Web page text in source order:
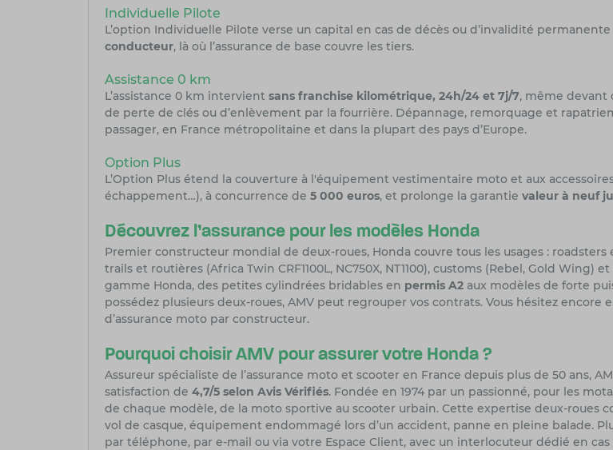
Individuelle Pilote
L’option Individuelle Pilote verse un capital en cas de décès ou d’invalidité
conducteur, là où l’assurance de base couvre les tiers.
Assistance 0 km
L’assistance 0 km intervient sans franchise kilométrique, 24h/24 et 7j/7, même devant
de perte de clés ou d’enlèvement par la fourrière. Dépannage, remorquage et
passager, en France métropolitaine et dans la plupart des pays d’Europe.
Option Plus
L’Option Plus étend la couverture à l'équipement vestimentaire moto et aux
échappement…), à concurrence de 5 000 euros, et prolonge la garantie valeur à neuf
Découvrez l’assurance pour les modèles Honda
Premier constructeur mondial de deux-roues, Honda couvre tous les usages : roadsters
trails et routières (Africa Twin CRF1100L, NC750X, NT1100), customs (Rebel, Gold Wing) et
gamme Honda, des petites cylindrées bridables en permis A2aux modèles de forte
possédez plusieurs deux-roues, AMV peut regrouper vos contrats. Vous hésitez
d’assurance moto par constructeur.
Pourquoi choisir AMV pour assurer votre Honda ?
Assureur spécialiste de l’assurance moto et scooter en France depuis plus de 50 ans,
satisfaction de 4,7/5 selon Avis Vérifiés. Fondée en 1974 par un passionné, pour les
de chaque modèle, de la moto sportive au scooter urbain. Cette expertise deux-roues
vol de casque, équipement endommagé lors d’un accident, panne en pleine balade.
par téléphone, par e-mail ou via votre Espace Client, avec un interlocuteur dédié en